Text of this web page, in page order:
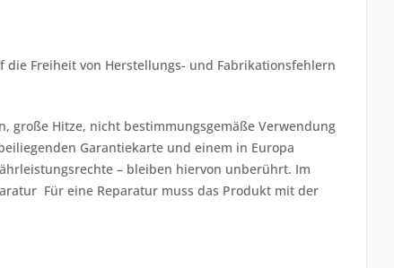
die Freiheit von Herstellungs- und Fabrikationsfehlern
große Hitze, nicht bestimmungsgemäße Verwendung
Garantiekarte und einem in Europa
– bleiben hiervon unberührt. Im
Für eine Reparatur muss das Produkt mit der